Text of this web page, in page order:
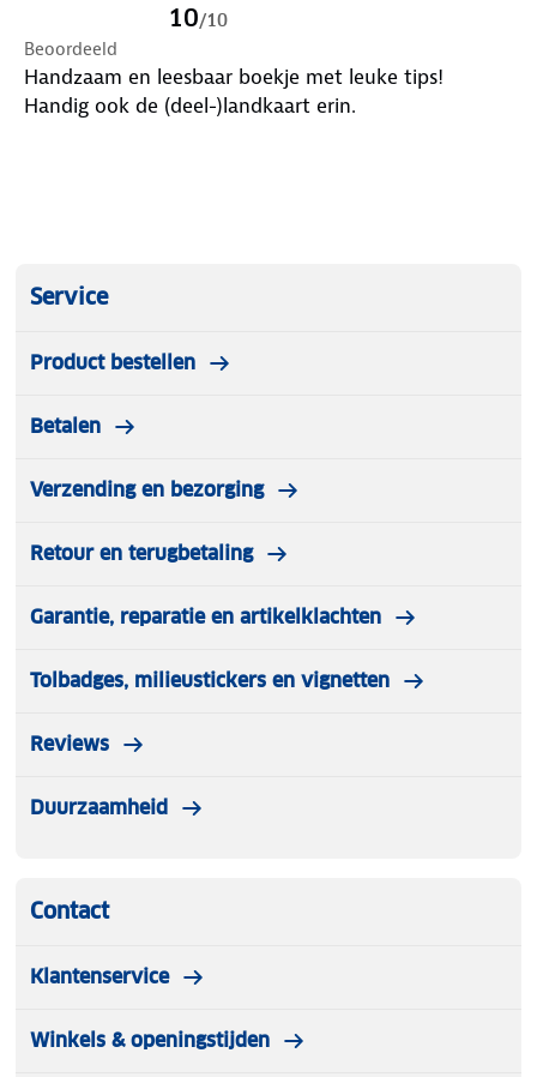
10/10
Beoordeeld
Handzaam en leesbaar boekje met leuke tips!
Handig ook de (deel-)landkaart erin.
Service
Product bestellen
Betalen
Verzending en bezorging
Retour en terugbetaling
Garantie, reparatie en artikelklachten
Tolbadges, milieustickers en vignetten
Reviews
Duurzaamheid
Contact
Klantenservice
Winkels & openingstijden